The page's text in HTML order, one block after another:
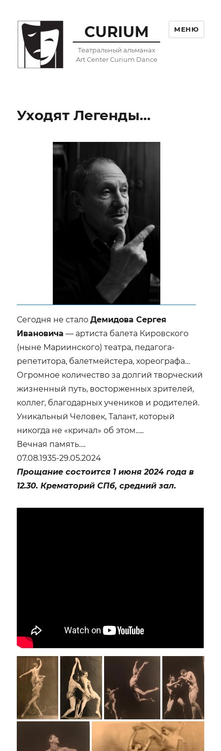
CURIUM
Театральный альманах
Art Center Curium Dance
МЕНЮ
Уходят Легенды…
Сегодня не сталоДемидова Сергея
Ивановича — артиста балета Кировского
(ныне Мариинского) театра, педагога-
репетитора, балетмейстера, хореографа…
Огромное количество за долгий творческий
жизненный путь, восторженных зрителей,
коллег, благодарных учеников и родителей.
Уникальный Человек, Талант, который
никогда не «кричал» об этом…..
Вечная память….
07.08.1935-29.05.2024
Прощание состоится 1 июня 2024 года в
12.30. Крематорий СПб, средний зал.